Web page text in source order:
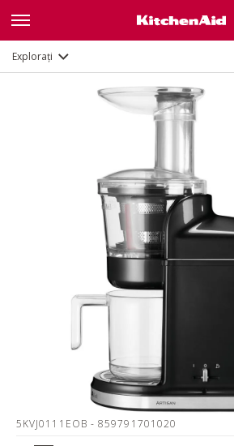
Explorați
5KVJ0111EOB - 859791701020